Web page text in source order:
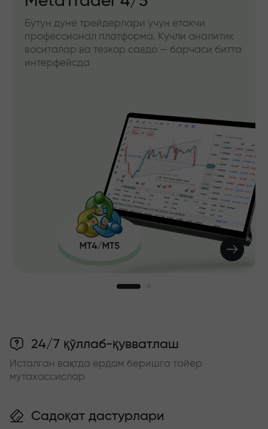
Бутун дунё трейдерлари учун етакчи
профессионал платформа. Кучли аналитик
воситалар ва тезкор савдо — барчаси битта
интерфейсда
24/7 қўллаб-қувватлаш
Исталган вақтда ёрдам беришга тайёр
мутахассислар
Садоқат дастурлари